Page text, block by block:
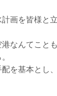
画を皆様と
港なんてこと
を基本とし